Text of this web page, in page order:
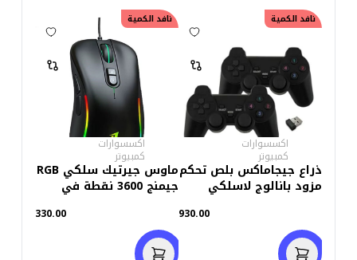
نافد الكمية
اكسسوارات
كمبيوتر
ذراع جيجاماكس بلص تحكم
مزود بانالوج لاسلكي
930.00
نافد الكمية
اكسسوارات
كمبيوتر
ماوس جيرتيك سلكي RGB
جيمنج 3600 نقطة في
330.00